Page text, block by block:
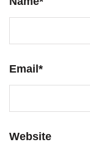
Email*
Website